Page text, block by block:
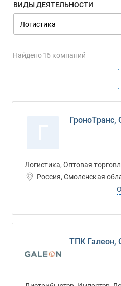
ВИДЫ ДЕЯТЕЛЬНОСТИ
Найдено 16 компаний
ГроноТранс,
Логистика, Оптовая
Россия, Смоленская
ТПК Галеон,